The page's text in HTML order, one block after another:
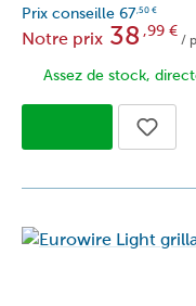
Prix conseille 67,50 €
Notre prix 38 ,99€
/
Assez de stock,